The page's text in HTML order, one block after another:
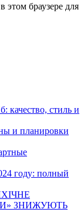
этом браузере для
качество, стиль и
и планировки
году: полный
ЗНИЖУЮТЬ